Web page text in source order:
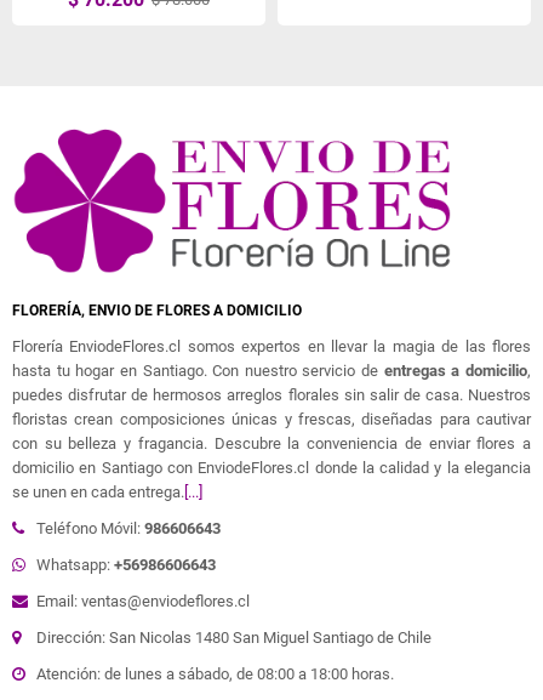
FLORERÍA, ENVIO DE FLORES A DOMICILIO
Florería EnviodeFlores.cl somos expertos en llevar la magia de las flores
hasta tu hogar en Santiago. Con nuestro servicio de entregas a domicilio,
puedes disfrutar de hermosos arreglos florales sin salir de casa. Nuestros
floristas crean composiciones únicas y frescas, diseñadas para cautivar
con su belleza y fragancia. Descubre la conveniencia de enviar flores a
domicilio en Santiago con EnviodeFlores.cl donde la calidad y la elegancia
se unen en cada entrega. [...]
Teléfono Móvil: 986606643
Whatsapp: +56986606643
Email: ventas@enviodeflores.cl
Dirección: San Nicolas 1480 San Miguel Santiago de Chile
Atención: de lunes a sábado, de 08:00 a 18:00 horas.